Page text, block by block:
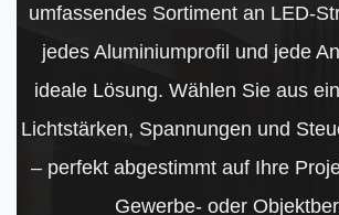
umfassendes Sortiment an LED-
jedes Aluminiumprofil und jede
ideale Lösung. Wählen Sie aus
Lichtstärken, Spannungen und
– perfekt abgestimmt auf Ihre
Gewerbe- oder